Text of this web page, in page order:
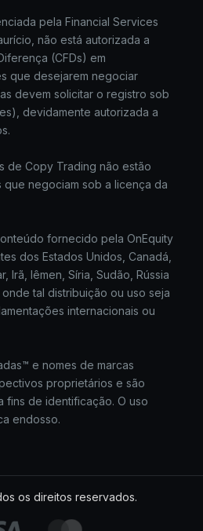
pela Financial Services
não está autorizada a
(CFDs) em
que desejarem negociar
devem solicitar o registro sob
devidamente autorizada a
de Copy Trading não estão
negociam sob a licença da
fornecido pela OnEquity
dos Estados Unidos, Canadá,
Irã, Iêmen, Síria, Sudão, Rússia
tal distribuição ou uso seja
internacionais ou
e nomes de marcas
proprietários e são
fins de identificação. O uso
endosso.
os direitos reservados.